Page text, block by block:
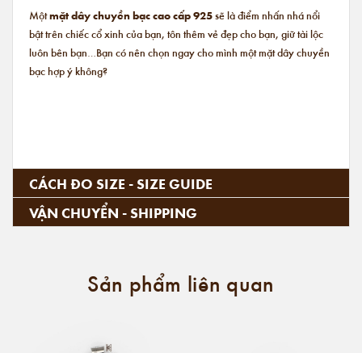
Mộtmặt dây chuyền bạc cao cấp 925sẽ là điểm nhấn nhá nổi
bật trên chiếc cổ xinh của bạn, tôn thêm vẻ đẹp cho bạn, giữ tài lộc
luôn bên bạn…Bạn có nên chọn ngay cho mình một mặt dây chuyền
bạc hợp ý không?
CÁCH ĐO SIZE - SIZE GUIDE
VẬN CHUYỂN - SHIPPING
Sản phẩm liên quan